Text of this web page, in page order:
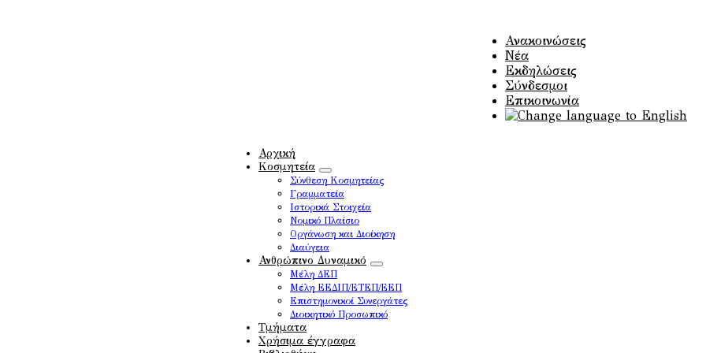
Ανακοινώσεις
Νέα
Εκδηλώσεις
Σύνδεσμοι
Επικοινωνία
Αρχική
Κοσμητεία
Σύνθεση Κοσμητείας
Γραμματεία
Ιστορικά Στοιχεία
Νομικό Πλαίσιο
Οργάνωση και Διοίκηση
Διαύγεια
Ανθρώπινο Δυναμικό
Μέλη ΔΕΠ
Μέλη ΕΕΔΙΠ/ΕΤΕΠ/ΕΕΠ
Επιστημονικοί Συνεργάτες
Διοικητικό Προσωπικό
Τμήματα
Χρήσιμα έγγραφα